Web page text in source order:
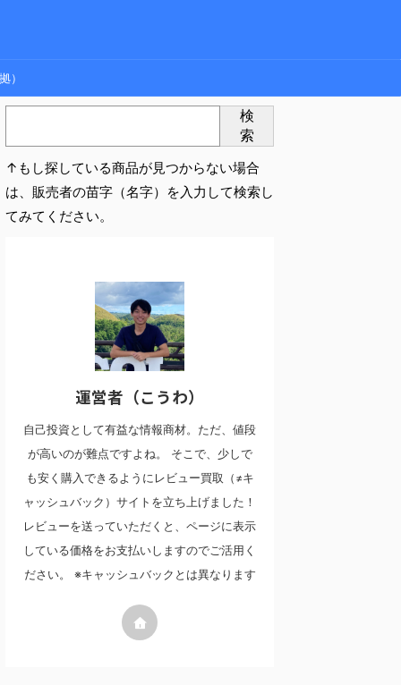
）
検
索
↑もし探している商品が見つからない場合
は、販売者の苗字（名字）を入力して検索し
てみてください。
運営者（こうわ）
自己投資として有益な情報商材。ただ、値段
が高いのが難点ですよね。 そこで、少しで
も安く購入できるようにレビュー買取（≠キ
ャッシュバック）サイトを立ち上げました！
レビューを送っていただくと、ページに表示
している価格をお支払いしますのでご活用く
ださい。 ※キャッシュバックとは異なります